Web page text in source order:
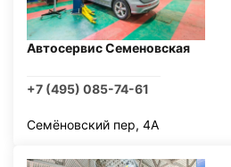
Автосервис Семеновская
+7 (495) 085-74-61
Семёновский пер, 4А